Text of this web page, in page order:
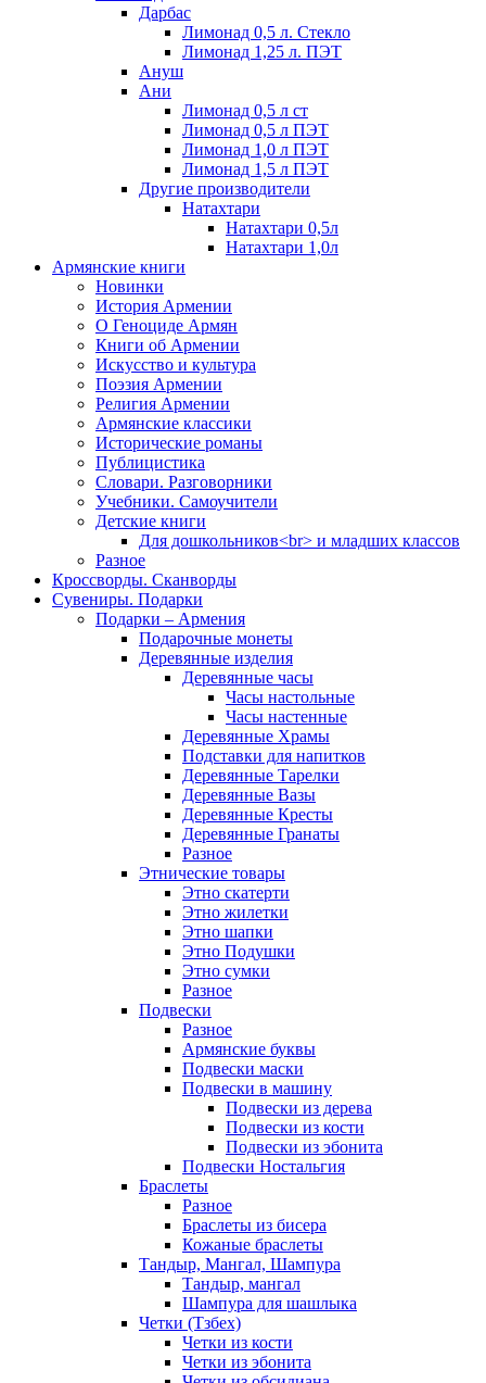
Дарбас
Лимонад 0,5 л. Стекло
Лимонад 1,25 л. ПЭТ
Ануш
Ани
Лимонад 0,5 л ст
Лимонад 0,5 л ПЭТ
Лимонад 1,0 л ПЭТ
Лимонад 1,5 л ПЭТ
Другие производители
Натахтари
Натахтари 0,5л
Натахтари 1,0л
Армянские книги
Новинки
История Армении
О Геноциде Армян
Книги об Армении
Иcкусство и культура
Поэзия Армении
Религия Армении
Армянские классики
Исторические романы
Публицистика
Словари. Разговорники
Учебники. Самоучители
Детские книги
Для дошкольников<br> и младших классов
Разное
Кроссворды. Сканворды
Сувениры. Подарки
Подарки – Армения
Подарочные монеты
Деревянные изделия
Деревянные часы
Часы настольные
Часы настенные
Деревянные Храмы
Подставки для напитков
Деревянные Тарелки
Деревянные Вазы
Деревянные Кресты
Деревянные Гранаты
Разное
Этнические товары
Этно скатерти
Этно жилетки
Этно шапки
Этно Подушки
Этно сумки
Разное
Подвески
Разное
Армянские буквы
Подвески маски
Подвески в машину
Подвески из дерева
Подвески из кости
Подвески из эбонита
Подвески Ностальгия
Браслеты
Разное
Браслеты из бисера
Кожаные браслеты
Тандыр, Мангал, Шампура
Тандыр, мангал
Шампура для шашлыка
Четки (Тзбех)
Четки из кости
Четки из эбонита